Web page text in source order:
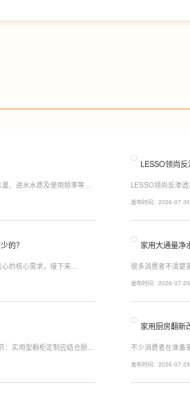
、进水水质及使用频率等因
换一次以保障出水口感。
LESSO领尚反
LESSO领尚反渗
水，不仅满足厨房
发布时间：2026-07-
的？
的核心需求，接下来
100℃沸水冲泡茶饮一键切
家用大通量净
很多消费者不清楚
上之家，或是经常
发布时间：2026-07-
：实用型橱柜定制应结合厨房
功能设计，提高空间利用
家用厨房翻新
不少消费者在准备
围、空间面积、材
发布时间：2026-07-